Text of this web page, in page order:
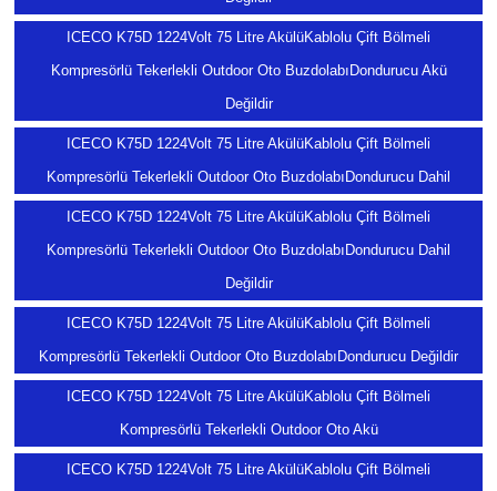
ICECO K75D 1224Volt 75 Litre AkülüKablolu Çift Bölmeli
Kompresörlü Tekerlekli Outdoor Oto BuzdolabıDondurucu Akü
Değildir
ICECO K75D 1224Volt 75 Litre AkülüKablolu Çift Bölmeli
Kompresörlü Tekerlekli Outdoor Oto BuzdolabıDondurucu Dahil
ICECO K75D 1224Volt 75 Litre AkülüKablolu Çift Bölmeli
Kompresörlü Tekerlekli Outdoor Oto BuzdolabıDondurucu Dahil
Değildir
ICECO K75D 1224Volt 75 Litre AkülüKablolu Çift Bölmeli
Kompresörlü Tekerlekli Outdoor Oto BuzdolabıDondurucu Değildir
ICECO K75D 1224Volt 75 Litre AkülüKablolu Çift Bölmeli
Kompresörlü Tekerlekli Outdoor Oto Akü
ICECO K75D 1224Volt 75 Litre AkülüKablolu Çift Bölmeli